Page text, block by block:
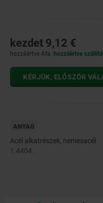
kezdet 9,12 €
hozzáértve Áfa hozzáértve
KÉRJÜK, ELŐSZÖR
ANYAG
Acél alkatrészek, nemesacél
1.4404.